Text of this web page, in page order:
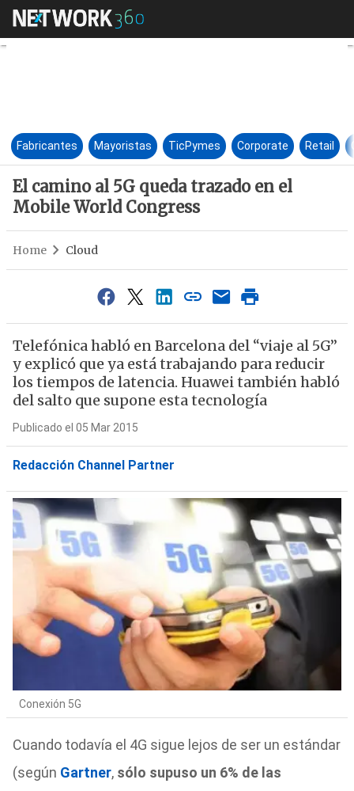
El camino al 5G queda
Fabricantes Mayoristas TicPymes Corporate Retail
El camino al 5G queda trazado en el
Mobile World Congress
Home Cloud
Telefónica habló en Barcelona del “viaje al 5G”
y explicó que ya está trabajando para reducir
los tiempos de latencia. Huawei también habló
del salto que supone esta tecnología
Publicado el 05 Mar 2015
Redacción Channel Partner
Conexión 5G
Cuando todavía el 4G sigue lejos de ser un estándar
(según Gartner, sólo supuso un 6% de las